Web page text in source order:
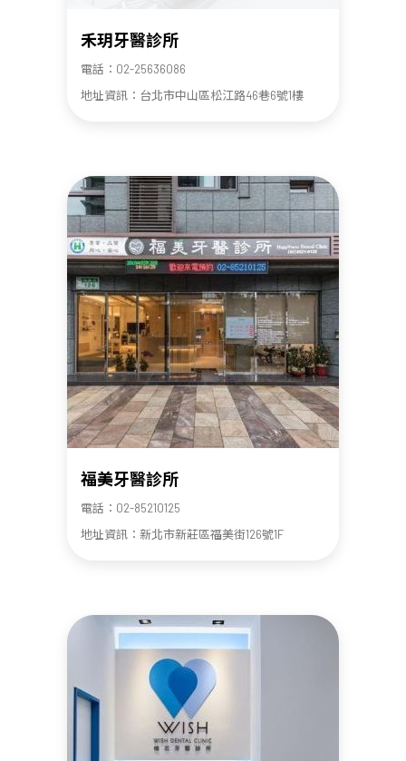
禾玥牙醫診所
電話：02-25636086
地址資訊：台北市中山區松江路46巷6號1樓
福美牙醫診所
電話：02-85210125
地址資訊：新北市新莊區福美街126號1F